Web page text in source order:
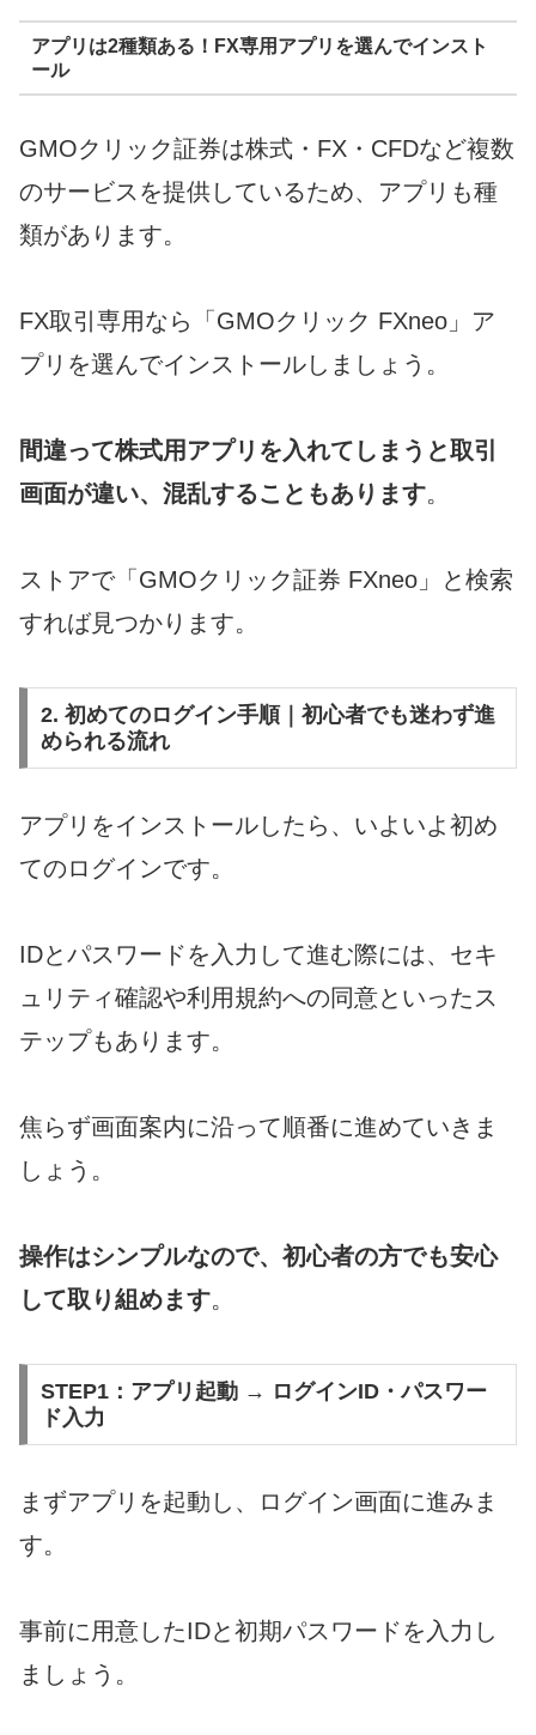
アプリは2種類ある！FX専用アプリを選んでインスト
ール
GMOクリック証券は株式・FX・CFDなど複数
のサービスを提供しているため、アプリも種
類があります。
FX取引専用なら「GMOクリック FXneo」ア
プリを選んでインストールしましょう。
間違って株式用アプリを入れてしまうと取引
画面が違い、混乱することもあります。
ストアで「GMOクリック証券 FXneo」と検索
すれば見つかります。
2. 初めてのログイン手順｜初心者でも迷わず進
められる流れ
アプリをインストールしたら、いよいよ初め
てのログインです。
IDとパスワードを入力して進む際には、セキ
ュリティ確認や利用規約への同意といったス
テップもあります。
焦らず画面案内に沿って順番に進めていきま
しょう。
操作はシンプルなので、初心者の方でも安心
して取り組めます。
STEP1：アプリ起動 → ログインID・パスワー
ド入力
まずアプリを起動し、ログイン画面に進みま
す。
事前に用意したIDと初期パスワードを入力し
ましょう。